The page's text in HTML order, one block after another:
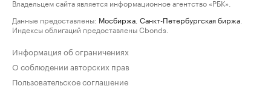
Владельцем сайта является информационное агентство «РБК».
Данные предоставлены: Мосбиржа Санкт-Петербургская биржа
Индексы облигаций предоставлены Cbonds.
Информация об ограничениях
О соблюдении авторских прав
Пользовательское соглашение